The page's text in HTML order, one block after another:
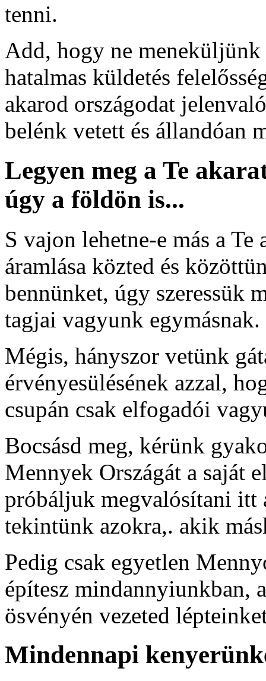
tenni.
Add, hogy ne meneküljünk
hatalmas küldetés
akarod országodat
belénk vetett és állandóan
Legyen meg a Te
úgy a földön is...
S vajon lehetne-e más a Te
áramlása közted és
bennünket, úgy szeressük
tagjai vagyunk egymásnak.
Mégis, hányszor vetünk
érvényesülésének azzal,
csupán csak elfogadói
Bocsásd meg, kérünk
Mennyek Országát a saját
próbáljuk megvalósítani itt
tekintünk azokra,. akik
Pedig csak egyetlen
építesz mindannyiunkban,
ösvényén vezeted
Mindennapi